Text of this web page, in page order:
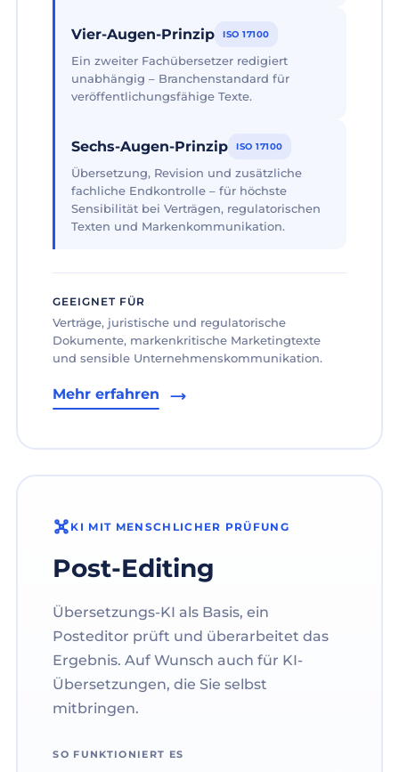
Vier-Augen-Prinzip ISO 17100
Ein zweiter Fachübersetzer redigiert
unabhängig – Branchenstandard für
veröffentlichungsfähige Texte.
Sechs-Augen-Prinzip ISO 17100
Übersetzung, Revision und zusätzliche
fachliche Endkontrolle – für höchste
Sensibilität bei Verträgen, regulatorischen
Texten und Markenkommunikation.
GEEIGNET FÜR
Verträge, juristische und regulatorische
Dokumente, markenkritische Marketingtexte
und sensible Unternehmenskommunikation.
Mehr erfahren
KI MIT MENSCHLICHER PRÜFUNG
Post-Editing
Übersetzungs-KI als Basis, ein
Posteditor prüft und überarbeitet das
Ergebnis. Auf Wunsch auch für KI-
Übersetzungen, die Sie selbst
mitbringen.
SO FUNKTIONIERT ES